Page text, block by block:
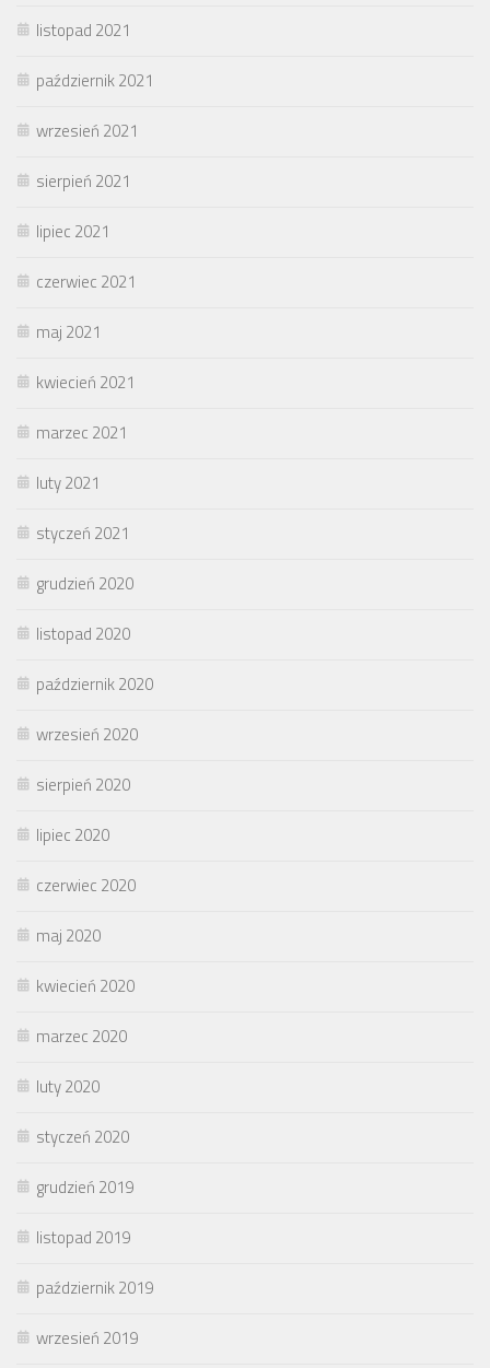
listopad 2021
październik 2021
wrzesień 2021
sierpień 2021
lipiec 2021
czerwiec 2021
maj 2021
kwiecień 2021
marzec 2021
luty 2021
styczeń 2021
grudzień 2020
listopad 2020
październik 2020
wrzesień 2020
sierpień 2020
lipiec 2020
czerwiec 2020
maj 2020
kwiecień 2020
marzec 2020
luty 2020
styczeń 2020
grudzień 2019
listopad 2019
październik 2019
wrzesień 2019